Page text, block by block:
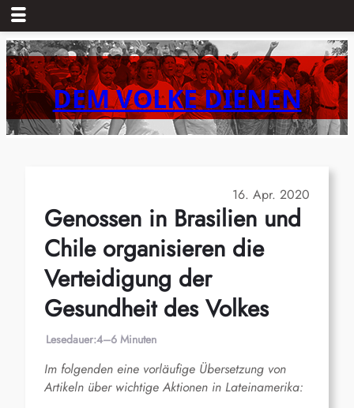
Zum
Inhalt
springenDEM VOLKE DIENEN
16. Apr. 2020
Genossen in Brasilien und
Chile organisieren die
Verteidigung der
Gesundheit des Volkes
Lesedauer:4–6 Minuten
Im folgenden eine vorläufige Übersetzung von
Artikeln über wichtige Aktionen in Lateinamerika: